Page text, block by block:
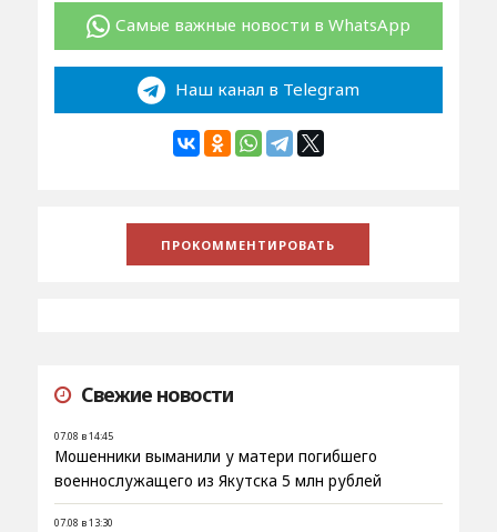
Самые важные новости в WhatsApp
Наш канал в Telegram
Свежие новости
07.08 в 14:45
Мошенники выманили у матери погибшего
военнослужащего из Якутска 5 млн рублей
07.08 в 13:30